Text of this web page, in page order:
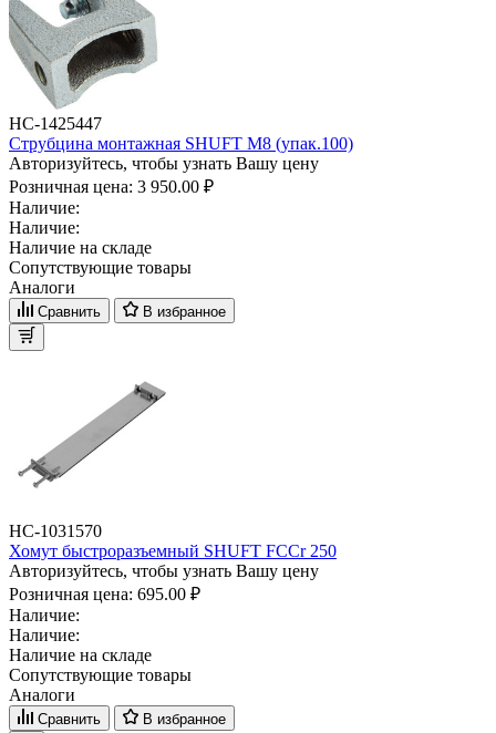
НС-1425447
Струбцина монтажная SHUFT М8 (упак.100)
Авторизуйтесь, чтобы узнать Вашу цену
Розничная цена: 3 950.00 ₽
Наличие:
Наличие:
Наличие на складе
Сопутствующие товары
Аналоги
Сравнить В избранное
НС-1031570
Хомут быстроразъемный SHUFT FCCr 250
Авторизуйтесь, чтобы узнать Вашу цену
Розничная цена: 695.00 ₽
Наличие:
Наличие:
Наличие на складе
Сопутствующие товары
Аналоги
Сравнить В избранное